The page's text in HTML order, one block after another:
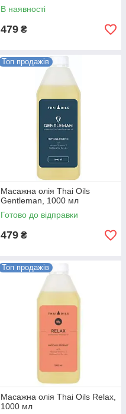
В наявності
479 ₴
Топ продажів
Масажна олія Thai Oils
Gentleman, 1000 мл
Готово до відправки
479 ₴
Топ продажів
Масажна олія Thai Oils Relax,
1000 мл